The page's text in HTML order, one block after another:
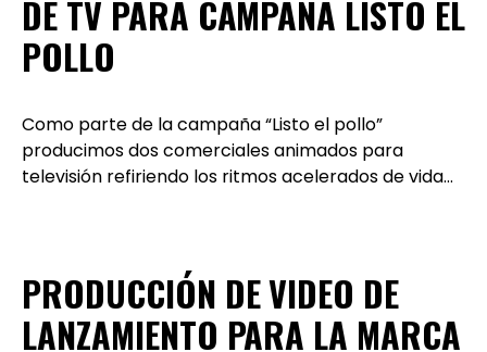
DE TV PARA CAMPAÑA LISTO EL
POLLO
Como parte de la campaña “Listo el pollo”
producimos dos comerciales animados para
televisión refiriendo los ritmos acelerados de vida…
PRODUCCIÓN DE VIDEO DE
LANZAMIENTO PARA LA MARCA